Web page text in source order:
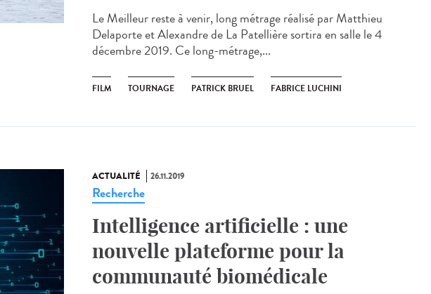
Le Meilleur reste à venir, long métrage réalisé par Matthieu
Delaporte et Alexandre de La Patellière sortira en salle le 4
décembre 2019. Ce long-métrage,...
FILM TOURNAGE PATRICK BRUEL FABRICE LUCHINI
ACTUALITÉ 26.11.2019
Recherche
Intelligence artificielle : une
nouvelle plateforme pour la
communauté biomédicale